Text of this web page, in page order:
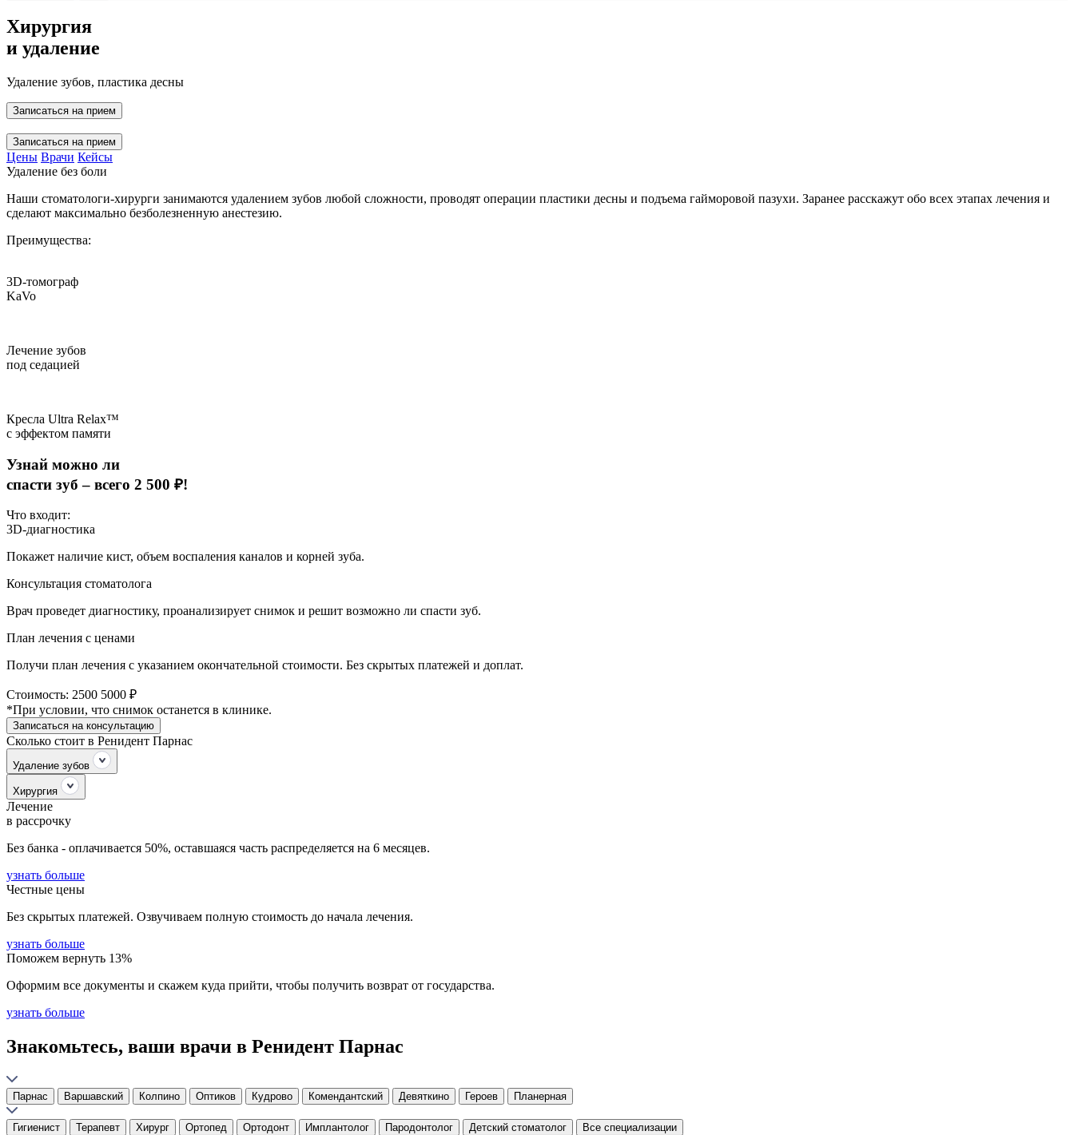
Хирургия
и удаление
Удаление зубов, пластика десны
Записаться на прием
Записаться на прием
Цены Врачи Кейсы
Удаление без боли
Наши стоматологи-хирурги занимаются удалением зубов любой сложности, проводят операции пластики десны и подъема гайморовой пазухи. Заранее расскажут обо всех этапах лечения и
сделают максимально безболезненную анестезию.
Преимущества:
3D-томограф
KaVo
Лечение зубов
под седацией
Кресла Ultra Relax™
с эффектом памяти
Узнай можно ли
спасти зуб – всего 2 500 ₽!
Что входит:
3D-диагностика
Покажет наличие кист, объем воспаления каналов и корней зуба.
Консультация стоматолога
Врач проведет диагностику, проанализирует снимок и решит возможно ли спасти зуб.
План лечения с ценами
Получи план лечения с указанием окончательной стоимости. Без скрытых платежей и доплат.
Стоимость: 2500 5000 ₽
*При условии, что снимок останется в клинике.
Записаться на консультацию
Сколько стоит в Ренидент Парнас
Удаление зубов
Хирургия
Лечение
в рассрочку
Без банка - оплачивается 50%, оставшаяся часть распределяется на 6 месяцев.
узнать больше
Честные цены
Без скрытых платежей. Озвучиваем полную стоимость до начала лечения.
узнать больше
Поможем вернуть 13%
Оформим все документы и скажем куда прийти, чтобы получить возврат от государства.
узнать больше
Знакомьтесь, ваши врачи в Ренидент Парнас
Парнас Варшавский Колпино Оптиков Кудрово Комендантский Девяткино Героев Планерная
Гигиенист Терапевт Хирург Ортопед Ортодонт Имплантолог Пародонтолог Детский стоматолог Все специализации